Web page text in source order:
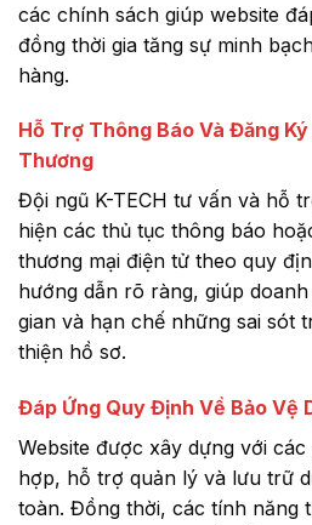
các chính sách giúp website
đồng thời gia tăng sự minh
hàng.
Hỗ Trợ Thông Báo Và Đăng
Thương
Đội ngũ K-TECH tư vấn và hỗ
hiện các thủ tục thông báo
thương mại điện tử theo quy
hướng dẫn rõ ràng, giúp
gian và hạn chế những sai sót
thiện hồ sơ.
Đáp Ứng Quy Định Về Bảo Vệ
Website được xây dựng với
hợp, hỗ trợ quản lý và lưu trữ
toàn. Đồng thời, các tính năng